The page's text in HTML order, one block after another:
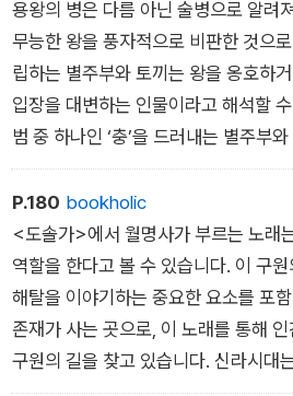
은 길지 않을 것이라고 마음을 다잡습
자국, 눈을 감고 천천히 발을 움직입니
이 모든 비극은 심봉사, 즉 심학규의
이 보이지 않는 그를 사람들은 심봉사
어여쁜 아내 곽씨 부인과 그녀의 뱃속
함께 사랑으로 가득한 날들을 보내고
하지만 모든 상황은 급작스럽기 마련
과로를 한 아내는 그만 출산 중 목숨을
중 다행히도 건강하게 태어난 심청이
는 젖동냥으로 무럭무럭 자라나지요.
된 심청은 도청에 소문이 자자합니다.
은 어떠하고, 지금 홀로 남은 눈먼 아
용왕의 병은 다름 아닌 술병으로 알려
무능한 왕을 풍자적으로 비판한 것으
립하는 별주부와 토끼는 왕을 옹호하
입장을 대변하는 인물이라고 해석할
범 중 하나인 ‘충’을 드러내는 별주부
현대를 살아가는 우리는 아마 토끼에
별주부가 임금의 무능을 탓하기보다는
스스로 한탄하는 모습에서 특히 그렇
부가 답답하거나 미련하게 느껴질지
권력 앞에서 자신의 지혜로 스스로를
쉽게 마음이 끌리기 때문이지요.
P.180 bookholic
<도솔가>에서 월명사가 부르는 노래
역할을 한다고 볼 수 있습니다. 이 구
해탈을 이야기하는 중요한 요소를 포
존재가 사는 곳으로, 이 노래를 통해 인
구원의 길을 찾고 있습니다. 신라시대